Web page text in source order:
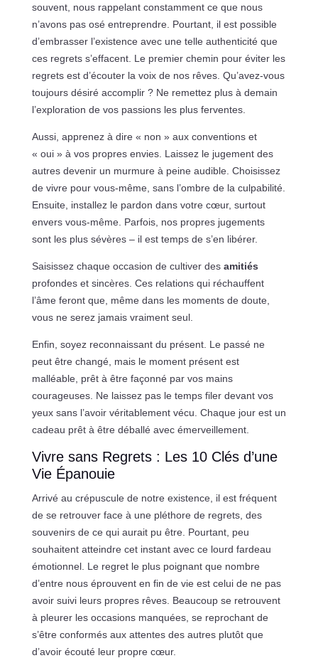
souvent, nous rappelant constamment ce que nous
n’avons pas osé entreprendre. Pourtant, il est possible
d’embrasser l’existence avec une telle authenticité que
ces regrets s’effacent. Le premier chemin pour éviter les
regrets est d’écouter la voix de nos rêves. Qu’avez-vous
toujours désiré accomplir ? Ne remettez plus à demain
l’exploration de vos passions les plus ferventes.
Aussi, apprenez à dire « non » aux conventions et
« oui » à vos propres envies. Laissez le jugement des
autres devenir un murmure à peine audible. Choisissez
de vivre pour vous-même, sans l’ombre de la culpabilité.
Ensuite, installez le pardon dans votre cœur, surtout
envers vous-même. Parfois, nos propres jugements
sont les plus sévères – il est temps de s’en libérer.
Saisissez chaque occasion de cultiver des amitiés
profondes et sincères. Ces relations qui réchauffent
l’âme feront que, même dans les moments de doute,
vous ne serez jamais vraiment seul.
Enfin, soyez reconnaissant du présent. Le passé ne
peut être changé, mais le moment présent est
malléable, prêt à être façonné par vos mains
courageuses. Ne laissez pas le temps filer devant vos
yeux sans l’avoir véritablement vécu. Chaque jour est un
cadeau prêt à être déballé avec émerveillement.
Vivre sans Regrets : Les 10 Clés d’une
Vie Épanouie
Arrivé au crépuscule de notre existence, il est fréquent
de se retrouver face à une pléthore de regrets, des
souvenirs de ce qui aurait pu être. Pourtant, peu
souhaitent atteindre cet instant avec ce lourd fardeau
émotionnel. Le regret le plus poignant que nombre
d’entre nous éprouvent en fin de vie est celui de ne pas
avoir suivi leurs propres rêves. Beaucoup se retrouvent
à pleurer les occasions manquées, se reprochant de
s’être conformés aux attentes des autres plutôt que
d’avoir écouté leur propre cœur.